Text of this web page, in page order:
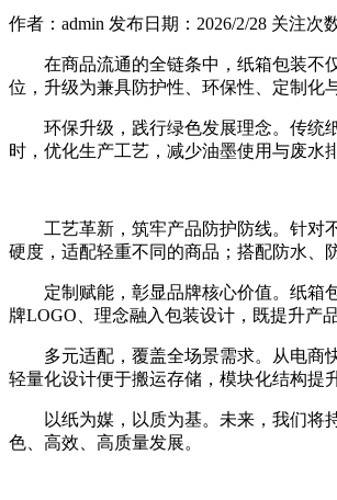
作者：admin 发布日期：2026/2/28 关注次
在商品流通的全链条中，纸箱包装不
位，升级为兼具防护性、环保性、定制化
环保升级，践行绿色发展理念。传统
时，优化生产工艺，减少油墨使用与废水
工艺革新，筑牢产品防护防线。针对
硬度，适配轻重不同的商品；搭配防水、
定制赋能，彰显品牌核心价值。纸箱
牌LOGO、理念融入包装设计，既提升产
多元适配，覆盖全场景需求。从电商
轻量化设计便于搬运存储，模块化结构提
以纸为媒，以质为基。未来，我们
色、高效、高质量发展。